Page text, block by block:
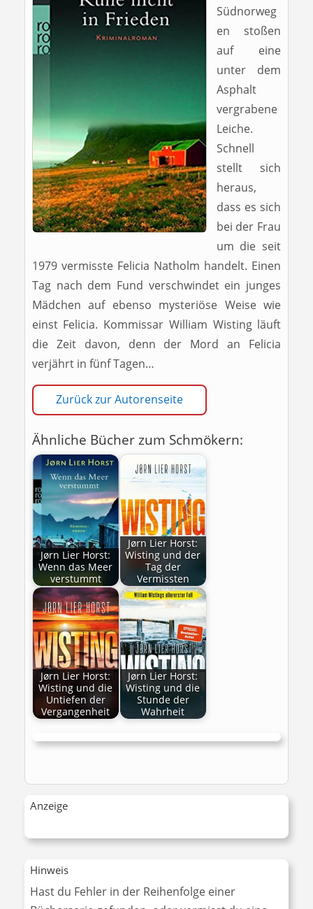
Südnorweg
en stoßen
auf eine
unter dem
Asphalt
vergrabene
Leiche.
Schnell
stellt sich
heraus,
dass es sich
bei der Frau
um die seit
1979 vermisste Felicia Natholm handelt. Einen
Tag nach dem Fund verschwindet ein junges
Mädchen auf ebenso mysteriöse Weise wie
einst Felicia. Kommissar William Wisting läuft
die Zeit davon, denn der Mord an Felicia
verjährt in fünf Tagen…
Zurück zur Autorenseite
Ähnliche Bücher zum Schmökern:
Jørn Lier Horst:
Wenn das Meer
verstummt
Jørn Lier Horst:
Wisting und der
Tag der
Vermissten
Jørn Lier Horst:
Wisting und die
Untiefen der
Vergangenheit
Jørn Lier Horst:
Wisting und die
Stunde der
Wahrheit
Anzeige
Hinweis
Hast du Fehler in der Reihenfolge einer